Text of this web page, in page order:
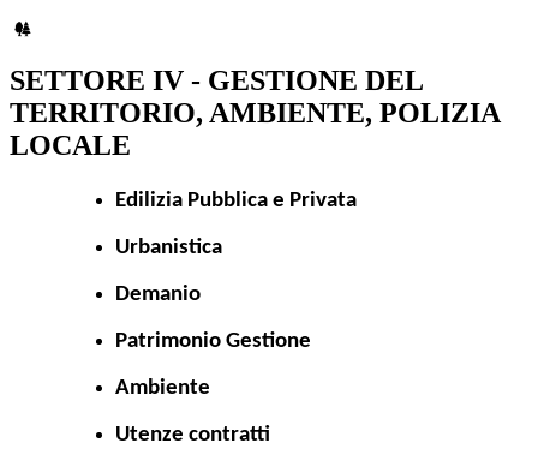
SETTORE IV - GESTIONE DEL
TERRITORIO, AMBIENTE, POLIZIA
LOCALE
Edilizia Pubblica e Privata
Urbanistica
Demanio
Patrimonio Gestione
Ambiente
Utenze contratti